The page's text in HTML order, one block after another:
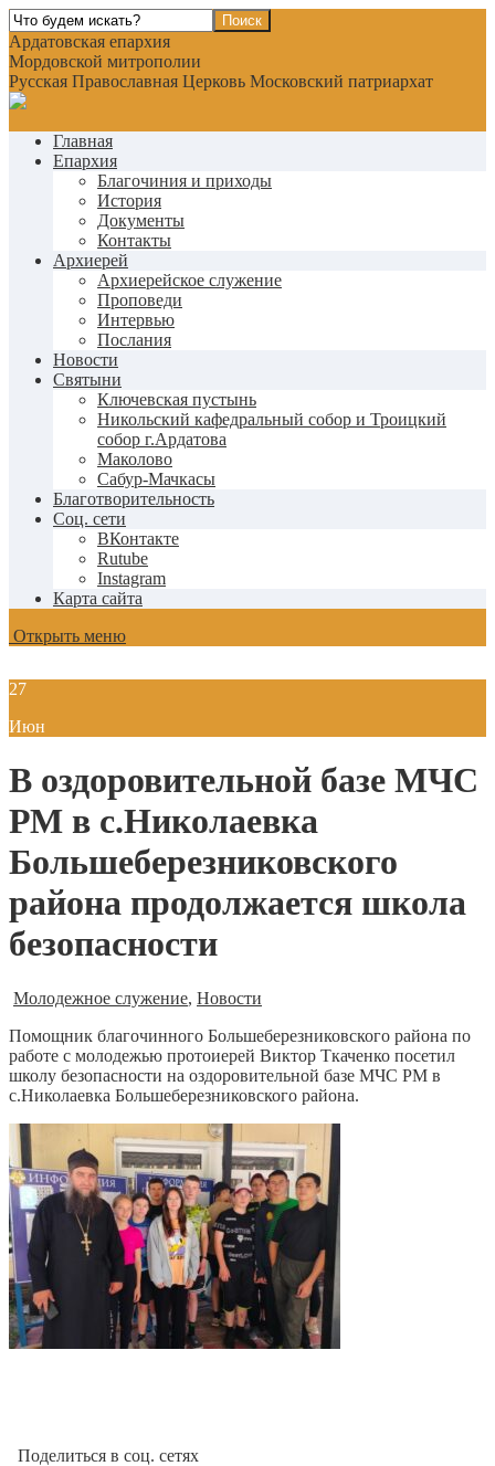
Ардатовская епархия
Мордовской митрополии
Русская Православная Церковь Московский патриархат
Главная
Епархия
Благочиния и приходы
История
Документы
Контакты
Архиерей
Архиерейское служение
Проповеди
Интервью
Послания
Новости
Святыни
Ключевская пустынь
Никольский кафедральный собор и Троицкий
собор г.Ардатова
Маколово
Сабур-Мачкасы
Благотворительность
Соц. сети
ВКонтакте
Rutube
Instagram
Карта сайта
Открыть меню
27
Июн
В оздоровительной базе МЧС
РМ в с.Николаевка
Большеберезниковского
района продолжается школа
безопасности
Молодежное служение, Новости
Помощник благочинного Большеберезниковского района по
работе с молодежью протоиерей Виктор Ткаченко посетил
школу безопасности на оздоровительной базе МЧС РМ в
с.Николаевка Большеберезниковского района.
Поделиться в соц. сетях